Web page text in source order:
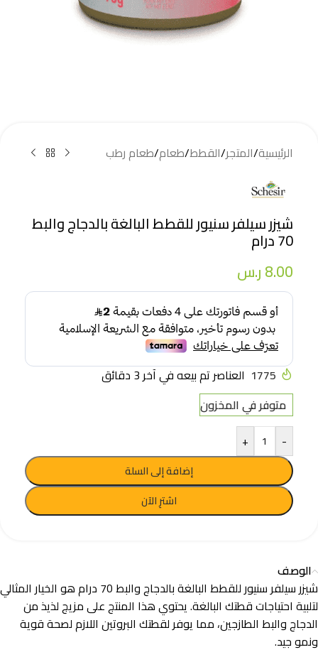
الرئيسية/المتجر/القطط/طعام/طعام رطب
شيزر سيلفر سنيور للقطط البالغة بالدجاج والبط
70 درام
8.00ر.س
1775 العناصر تم بيعه في آخر 3 دقائق
متوفر في المخزون
-
+
إضافة إلى السلة
اشترِ الآن
الوصف
شيزر سيلفر سنيور للقطط البالغة بالدجاج والبط 70 درام هو الخيار المثالي
لتلبية احتياجات قطتك البالغة. يحتوي هذا المنتج على مزيج لذيذ من
الدجاج والبط الطازجين، مما يوفر لقطتك البروتين اللازم لصحة قوية
ونمو جيد.